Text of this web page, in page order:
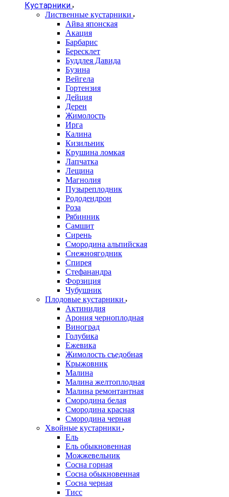
Кустарники
Лиственные кустарники
Айва японская
Акация
Барбарис
Бересклет
Буддлея Давида
Бузина
Вейгела
Гортензия
Дейция
Дерен
Жимолость
Ирга
Калина
Кизильник
Крушина ломкая
Лапчатка
Лещина
Магнолия
Пузыреплодник
Рододендрон
Роза
Рябинник
Самшит
Сирень
Смородина альпийская
Снежноягодник
Спирея
Стефанандра
Форзиция
Чубушник
Плодовые кустарники
Актинидия
Арония черноплодная
Виноград
Голубика
Ежевика
Жимолость съедобная
Крыжовник
Малина
Малина желтоплодная
Малина ремонтантная
Смородина белая
Смородина красная
Смородина черная
Хвойные кустарники
Ель
Ель обыкновенная
Можжевельник
Сосна горная
Сосна обыкновенная
Сосна черная
Тисс